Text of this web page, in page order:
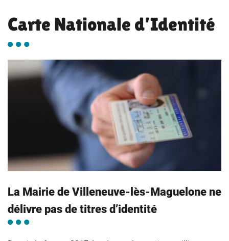
Carte Nationale d’Identité
La Mairie de Villeneuve-lès-Maguelone ne
délivre pas de titres d’identité